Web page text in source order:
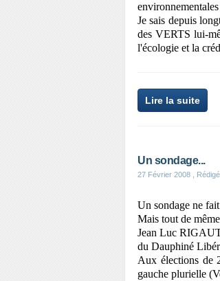
Je sais depuis
des VERTS lui-
l'écologie et la
Lire la suite
Un sondage...
27 Février 2008 ,
Un sondage ne
Mais tout de
Jean Luc
du Dauphiné
Aux élections de
gauche plurielle